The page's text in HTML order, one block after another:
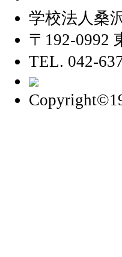
学校法人桑
〒192-0992
TEL. 042-